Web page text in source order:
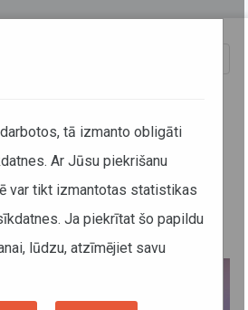
direkcijas darba
tā izmanto obligāti
Ar Jūsu piekrišanu
var tikt izmantotas statistikas
Ja piekrītat šo papildu
lūdzu, atzīmējiet savu